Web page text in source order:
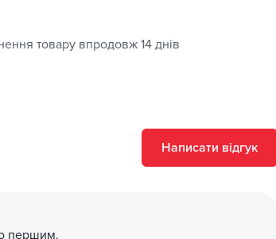
товару впродовж 14 днів
Написати відгук
першим.